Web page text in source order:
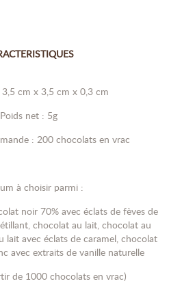
cm x 3,5 cm x 0,3 cm
Poids net : 5g
: 200 chocolats en vrac
à choisir parmi :
noir 70% avec éclats de fèves de
chocolat au lait, chocolat au
lait avec éclats de caramel, chocolat
avec extraits de vanille naturelle
de 1000 chocolats en vrac)